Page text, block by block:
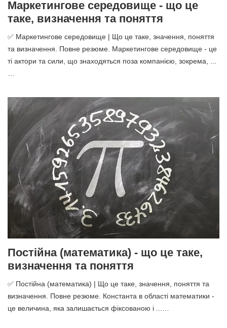
Маркетингове середовище - що це
таке, визначення та поняття
✅ Маркетингове середовище | Що це таке, значення, поняття
та визначення. Повне резюме. Маркетингове середовище - це
ті актори та сили, що знаходяться поза компанією, зокрема, ...
Постійна (математика) - що це таке,
визначення та поняття
✅ Постійна (математика) | Що це таке, значення, поняття та
визначення. Повне резюме. Константа в області математики -
це величина, яка залишається фіксованою і ...…